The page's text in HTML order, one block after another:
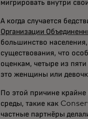
мигрировать внутри
А когда случается
Организации
большинство
существования, что
оценкам, четыре из
это женщины или
По этой причине
среды, такие как
частные партнёры